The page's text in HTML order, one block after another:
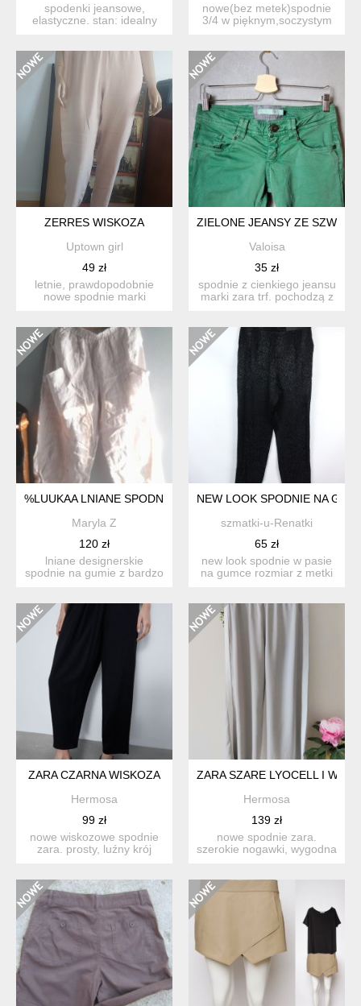
spodenki jeansowe,
elastyczne. stan: idealny
nowe(bez metek)spodnie
3/4 w pięknym,soczystym
ZERRES WISKOZA
Uptown girl
49 zł
letnie, prawdopodobnie
nowe spodnie marki
ZIELONE JEANSY ZE SZWEM
Valoisa
35 zł
spodnie z cienkiego jeansu
marki zara trf. pochodzą z
%LUUKAA LNIANE SPODNIE OVERSIZE Z SZEROKIMI
Maryla Z
120 zł
lniane designerskie
spodnie na gumie z bardzo
NEW LOOK SPODNIE NA
szmatki-u-Renatki
65 zł
new look spodnie w pasie
na gumce rozmiar z metki
ZARA CZARNA WISKOZA
Hermosa
99 zł
nowe wiskozowe spodnie
zara. prosty, luźny krój
ZARA SZARE LYOCELL I
Hermosa
139 zł
nowe spodnie zara.
szerokie nogawki, wygodna